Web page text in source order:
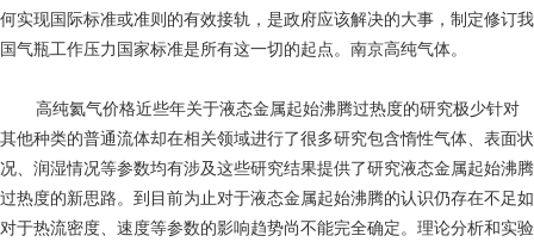
何实现国际标准或准则的有效接轨，是政府应该解决的大事，制定修订我
国气瓶工作压力国家标准是所有这一切的起点。南京高纯气体。
高纯氦气价格近些年关于液态金属起始沸腾过热度的研究极少针对
其他种类的普通流体却在相关领域进行了很多研究包含惰性气体、表面状
况、润湿情况等参数均有涉及这些研究结果提供了研究液态金属起始沸腾
过热度的新思路。到目前为止对于液态金属起始沸腾的认识仍存在不足如
对于热流密度、速度等参数的影响趋势尚不能完全确定。理论分析和实验